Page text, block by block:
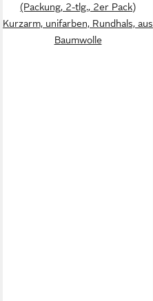
(Packung, 2-tlg., 2er Pack)
Kurzarm, unifarben, Rundhals, aus
Baumwolle